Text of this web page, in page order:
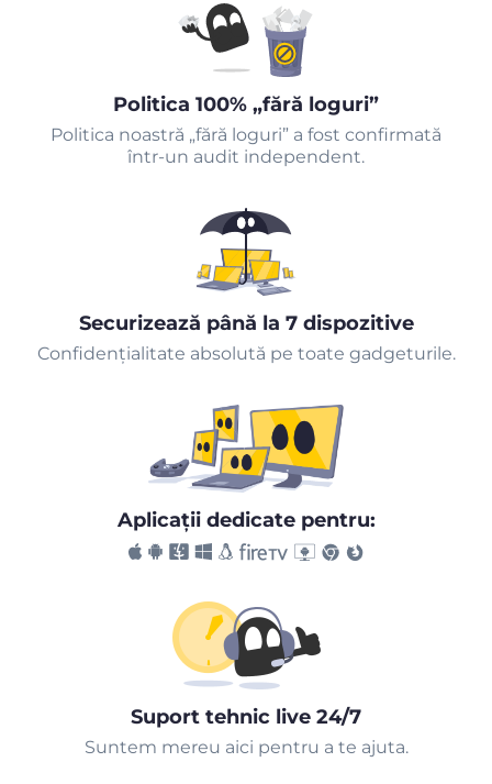
Politica 100% „fără loguri”
Politica noastră „fără loguri” a fost confirmată
într-un audit independent.
Securizează până la 7 dispozitive
Confidențialitate absolută pe toate gadgeturile.
Aplicaţii dedicate pentru:
Suport tehnic live 24/7
Suntem mereu aici pentru a te ajuta.